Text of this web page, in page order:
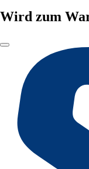
Wird zum